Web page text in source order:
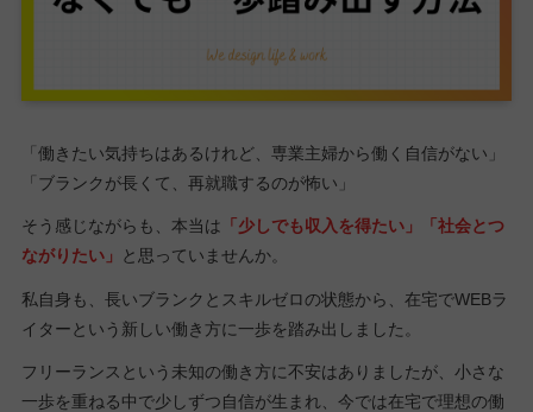
「働きたい気持ちはあるけれど、専業主婦から働く自信がない」
「ブランクが長くて、再就職するのが怖い」
そう感じながらも、本当は 「少しでも収入を得たい」「社会とつ
ながりたい」
と思っていませんか。
私自身も、長いブランクとスキルゼロの状態から、在宅でWEBラ
イターという新しい働き方に一歩を踏み出しました。
フリーランスという未知の働き方に不安はありましたが、小さな
一歩を重ねる中で少しずつ自信が生まれ、今では在宅で理想の働